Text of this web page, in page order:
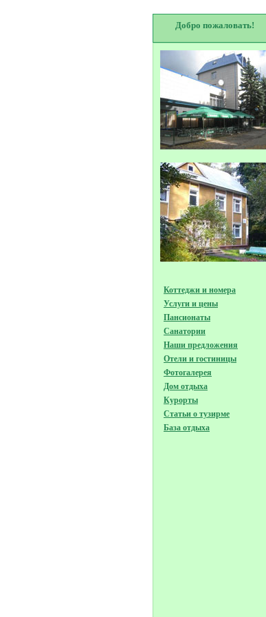
Добро пожаловать!
Коттеджи и номера
Услуги и цены
Пансионаты
Санатории
Наши предложения
Отели и гостиницы
Фотогалерея
Дом отдыха
Курорты
Статьи о тузирме
База отдыха